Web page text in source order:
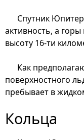
Спутник
активность, а
высоту 16-ти
Как
поверхностного
пребывает в
Кольца